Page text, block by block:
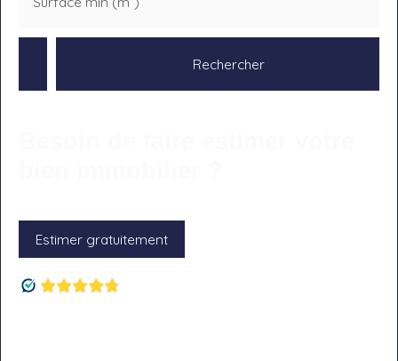
Rechercher
Estimer gratuitement